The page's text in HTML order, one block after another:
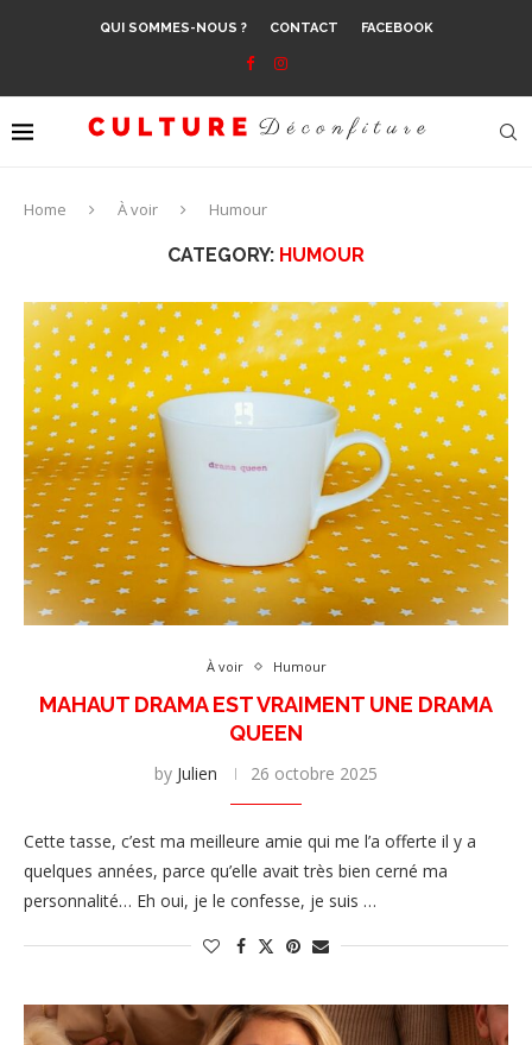
QUI SOMMES-NOUS ? CONTACT FACEBOOK
Home À voir Humour
CATEGORY: HUMOUR
À voir Humour
MAHAUT DRAMA EST VRAIMENT UNE DRAMA
QUEEN
by Julien 26 octobre 2025
Cette tasse, c’est ma meilleure amie qui me l’a offerte il y a
quelques années, parce qu’elle avait très bien cerné ma
personnalité… Eh oui, je le confesse, je suis …